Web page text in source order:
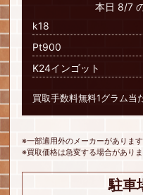
本日 8/7
k18
Pt900
K24インゴット
買取手数料無料1グラム当
※一部適用外のメーカーがあります
※買取価格は急変する場合がありま
駐車